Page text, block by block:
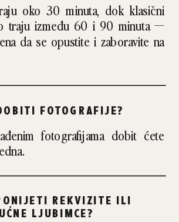
oko 30 minuta, dok klasični
traju između 60 i 90 minuta —
da se opustite i zaboravite na
REKVIZITE ILI
LJUBIMCE?
fotografijama dobit ćete
FOTOGRAFIJE?